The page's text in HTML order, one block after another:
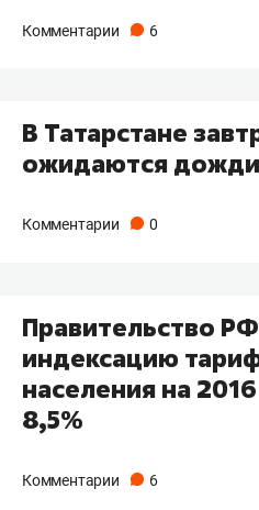
Комментарии 6
В Татарстане
ожидаются
Комментарии 0
Правительство
индексацию
населения на
8,5%
Комментарии 6